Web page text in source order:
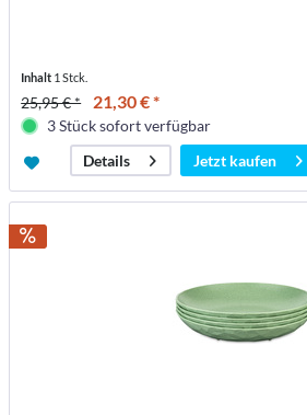
Inhalt 1 Stck.
25,95 € * 21,30 € *
3 Stück sofort verfügbar
Details
Jetzt kaufen